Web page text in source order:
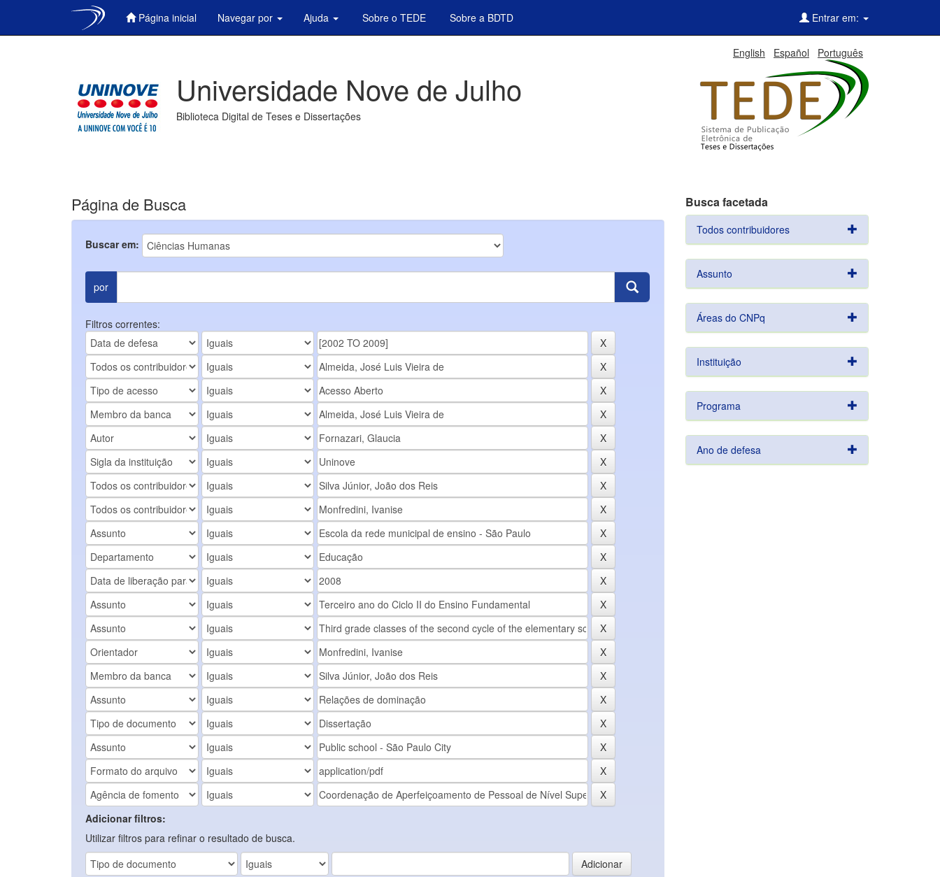
Página inicial Navegar por Ajuda Sobre o TEDE Sobre a BDTD Entrar em:
English Español Português
Universidade Nove de Julho
Biblioteca Digital de Teses e Dissertações
Página de Busca
Buscar em:
por
Filtros correntes:
Adicionar filtros:
Utilizar filtros para refinar o resultado de busca.
Busca facetada
Todos contribuidores
Assunto
Áreas do CNPq
Instituição
Programa
Ano de defesa